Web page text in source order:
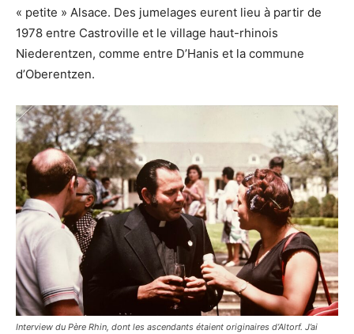
« petite » Alsace. Des jumelages eurent lieu à partir de
1978 entre Castroville et le village haut-rhinois
Niederentzen, comme entre D’Hanis et la commune
d’Oberentzen.
Interview du Père Rhin, dont les ascendants étaient originaires d’Altorf. J’ai